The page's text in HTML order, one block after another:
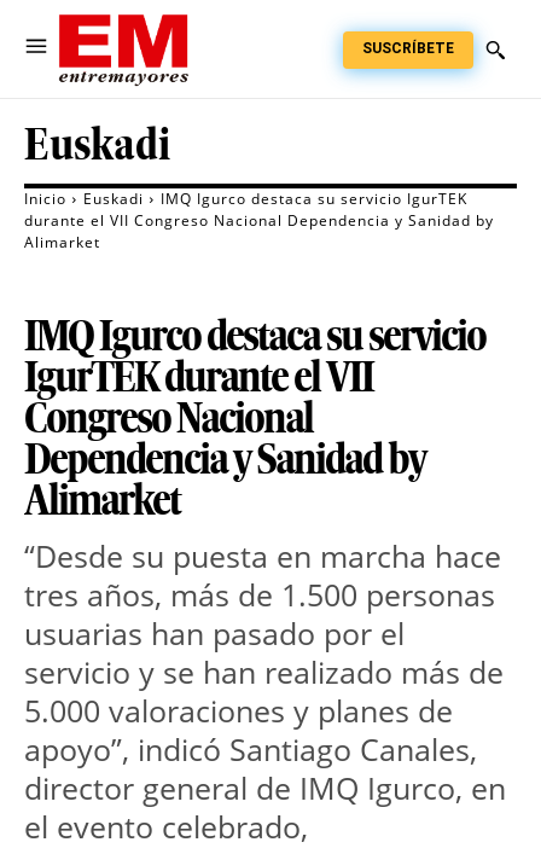
SUSCRÍBETE
Euskadi
Inicio Euskadi
IMQ Igurco destaca su servicio IgurTEK
durante el VII Congreso Nacional Dependencia y Sanidad by
Alimarket
IMQ Igurco destaca su servicio
IgurTEK durante el VII
Congreso Nacional
Dependencia y Sanidad by
Alimarket
“Desde su puesta en marcha hace
tres años, más de 1.500 personas
usuarias han pasado por el
servicio y se han realizado más de
5.000 valoraciones y planes de
apoyo”, indicó Santiago Canales,
director general de IMQ Igurco, en
el evento celebrado,